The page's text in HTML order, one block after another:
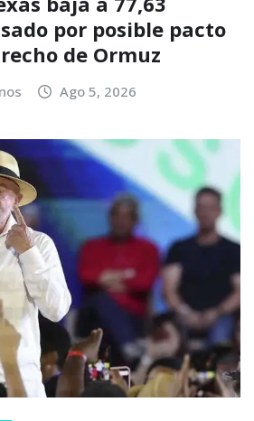
por posible pacto
de Ormuz
Ago 5, 2026